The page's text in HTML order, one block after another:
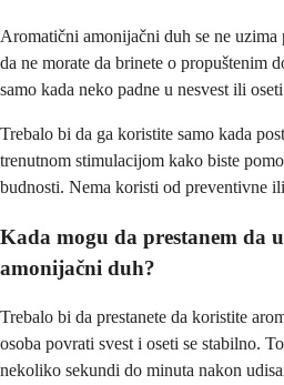
Aromatični amonijačni duh se ne
da ne morate da brinete o propuštenim
samo kada neko padne u nesvest ili
Trebalo bi da ga koristite samo kada
trenutnom stimulacijom kako biste
budnosti. Nema koristi od preventivne
Kada mogu da prestanem da
amonijačni duh?
Trebalo bi da prestanete da koristite
osoba povrati svest i oseti se stabilno.
nekoliko sekundi do minuta nakon